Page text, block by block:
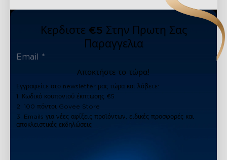
Κερδιστε €5 Στην Πρωτη Σας
Παραγγελια
Αποκτήστε το τώρα!
Εγγραφείτε στο newsletter μας τώρα και λάβετε:
1. Κωδικό κουπονιού έκπτωσης €5
2. 100 πόντοι Govee Store
3. Emails για νέες αφίξεις προϊόντων, ειδικές προσφορές και
αποκλειστικές εκδηλώσεις